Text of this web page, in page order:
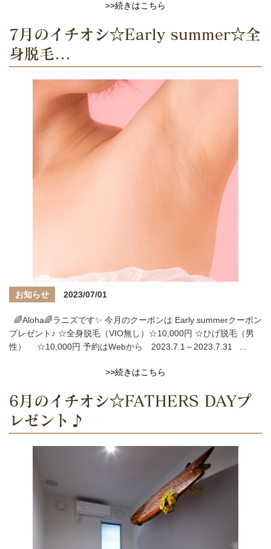
>>続きはこちら
7月のイチオシ☆Early summer☆全
身脱毛...
お知らせ 2023/07/01
🌈Aloha🌈ラニズです✨ 今月のクーポンは Early summerクーポン
プレゼント♪ ☆全身脱毛（VIO無し）☆10,000円 ☆ひげ脱毛（男
性） ☆10,000円 予約はWebから 2023.7.1～2023.7.31 ...
>>続きはこちら
6月のイチオシ☆FATHERS DAYプ
レゼント♪